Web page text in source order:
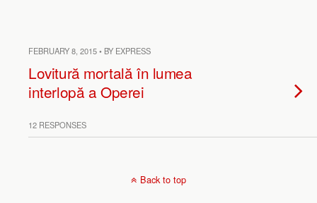
FEBRUARY 8, 2015 • BY EXPRESS
Lovitură mortală în lumea
interlopă a Operei
12 RESPONSES
Back to top